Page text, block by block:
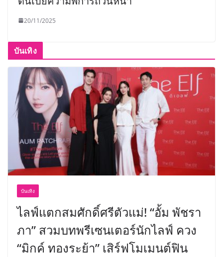
20/11/2025
บันเทิง
บันเทิง
ไลฟ์แตกสมศักดิ์ศรีตัวแม่! “อั้ม พัชรา
ภา” สวมบทพรีเซนเตอร์นักไลฟ์ ควง
“มิกค์ ทองระย้า” เสิร์ฟโมเมนต์ฟิน